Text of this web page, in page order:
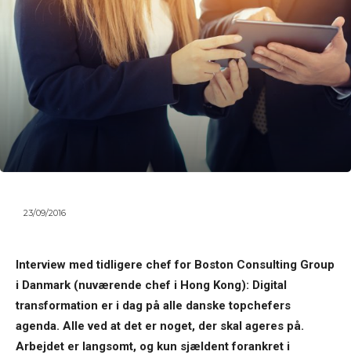
23/09/2016
Interview med tidligere chef for Boston Consulting Group
i Danmark (nuværende chef i Hong Kong): Digital
transformation er i dag på alle danske topchefers
agenda. Alle ved at det er noget, der skal ageres på.
Arbejdet er langsomt, og kun sjældent forankret i